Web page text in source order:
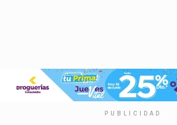
PUBLICIDAD